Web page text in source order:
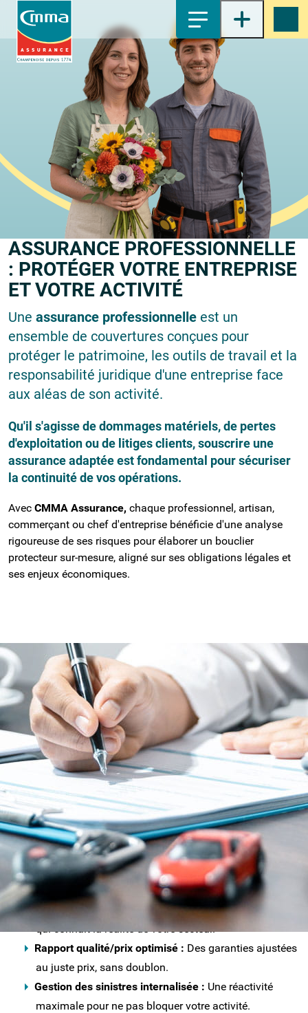
Contenu principal
2-Menu principal
3-Pied de page
ASSURANCE PROFESSIONNELLE
: PROTÉGER VOTRE ENTREPRISE
ET VOTRE ACTIVITÉ
Une assurance professionnelle est un
ensemble de couvertures conçues pour
protéger le patrimoine, les outils de travail et la
responsabilité juridique d'une entreprise face
aux aléas de son activité.
Qu'il s'agisse de dommages matériels, de pertes
d'exploitation ou de litiges clients, souscrire une
assurance adaptée est fondamental pour sécuriser
la continuité de vos opérations.
Avec CMMA Assurance, chaque professionnel, artisan,
commerçant ou chef d'entreprise bénéficie d'une analyse
rigoureuse de ses risques pour élaborer un bouclier
protecteur sur-mesure, aligné sur ses obligations légales et
ses enjeux économiques.
POURQUOI CHOISIR CMMA ASSURANCE
POUR VOTRE ACTIVITÉ
PROFESSIONNELLE ?
La force de CMMA Assurance réside dans son
ancrage mutualiste et sa connaissance pointue
du tissu économique local.
Nous ne vendons pas des contrats standardisés,
nous bâtissons des partenariats durables.
Confier la couverture de votre entreprise à nos équipes, c'est
s'assurer d'une réactivité sans faille en cas de crise et d'un
accompagnement évolutif à chaque étape du
développement de votre structure.
Proximité et conseil dédié :Un interlocuteur unique
qui connaît la réalité de votre secteur.
Rapport qualité/prix optimisé : Des garanties ajustées
au juste prix, sans doublon.
Gestion des sinistres internalisée : Une réactivité
maximale pour ne pas bloquer votre activité.